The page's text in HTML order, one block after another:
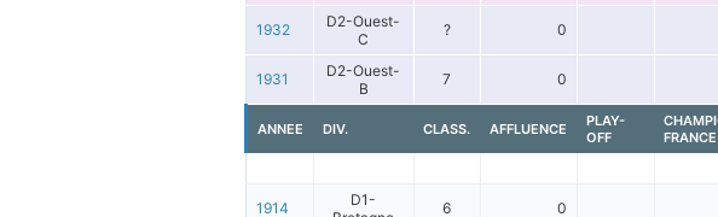
1932
D2-Ouest-
C
? 0
1931
D2-Ouest-
B
7 0
ANNEE DIV. CLASS. AFFLUENCE
PLAY-
OFF
FRANCE
1914
D1-
6 0